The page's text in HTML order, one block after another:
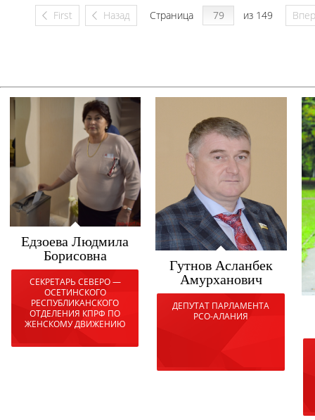
First Назад Страница из 149
Едзоева Людмила
Борисовна
СЕКРЕТАРЬ СЕВЕРО —
ОСЕТИНСКОГО
РЕСПУБЛИКАНСКОГО
ОТДЕЛЕНИЯ КПРФ ПО
ЖЕНСКОМУ ДВИЖЕНИЮ
Гутнов Асланбек
Амурханович
ДЕПУТАТ ПАРЛАМЕНТА
РСО-АЛАНИЯ